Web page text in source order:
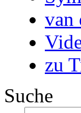
van
zu
Suche